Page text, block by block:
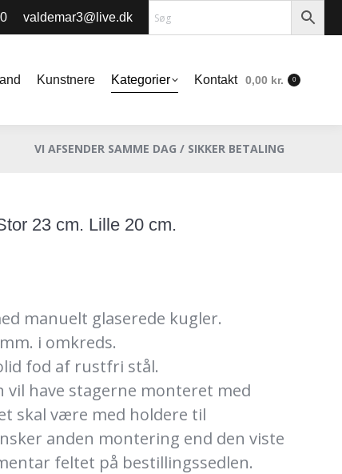
valdemar3@live.dk
Kunstnere Kategorier Kontakt 0,00 kr. 0
VI AFSENDER SAMME DAG / SIKKER BETALING
23 cm. Lille 20 cm.
manuelt glaserede kugler.
i omkreds.
fod af rustfri stål.
vil have stagerne monteret med
skal være med holdere til
anden montering end den viste
feltet på bestillingssedlen.